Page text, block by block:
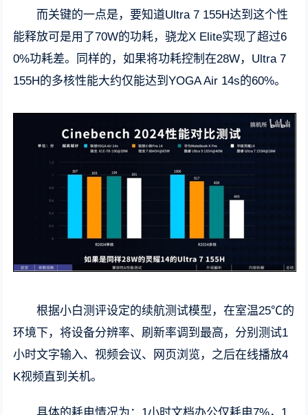
而关键的一点是，要知道Ultra 7 155H达到这个性
能释放可是用了70W的功耗，骁龙X Elite实现了超过6
0%功耗差。同样的，如果将功耗控制在28W，Ultra 7
155H的多核性能大约仅能达到YOGA Air 14s的60%。
根据小白测评设定的续航测试模型，在室温25℃的
环境下，将设备分辨率、刷新率调到最高，分别测试1
小时文字输入、视频会议、网页浏览，之后在线播放4
K视频直到关机。